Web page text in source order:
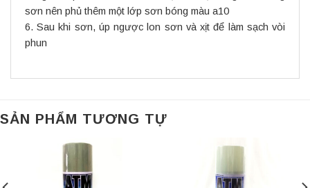
sơn nên phủ thêm một lớp sơn bóng màu a10
6. Sau khi sơn, úp ngược lon sơn và xịt để làm sạch vòi
phun
SẢN PHẨM TƯƠNG TỰ